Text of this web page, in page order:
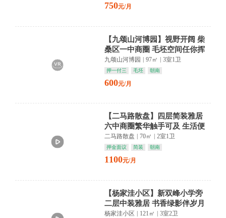
750元/月
【九颂山河博园】视野开阔 柴
桑区一中商圈 毛坯空间任你挥
洒梦想
九颂山河博园 97㎡ 3室1卫
押一付三 毛坯 朝南
600元/月
【二马路散盘】四层简装雅居
六中商圈繁华触手可及 生活便
利尽在掌握
二马路散盘 70㎡ 2室1卫
押金面议 简装 朝南
1100元/月
【杨家洼小区】新双峰小学旁
二层中装雅居 书香绿影伴岁月
静好
杨家洼小区 | 121㎡ | 3室2卫